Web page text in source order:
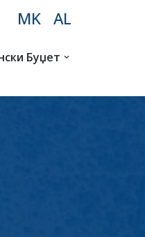
MK AL
Буџет